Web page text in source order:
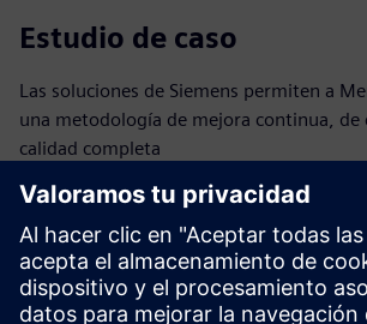
Estudio de caso
Las soluciones de Siemens permiten a
una metodología de mejora continua, de
calidad completa
Leer más
eBook